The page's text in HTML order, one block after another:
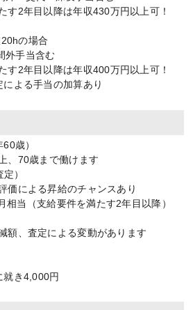
2年目以降は年収430万円以上可！
の場合
手当含む
2年目以降は年収400万円以上可！
よる手当の加算あり
歳）
、70歳まで働けます
）
価による昇給のチャンスあり
当（支給要件を満たす2年目以降）
額、査定による変動があります
就き4,000円